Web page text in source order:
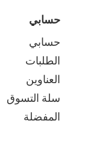
حسابي
حسابي
الطلبات
العناوين
سلة التسوق
المفضلة